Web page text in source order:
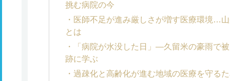
挑む病院の今
医師不足が進み厳しさが増す医療環境…
とは
「病院が水没した日」―久留米の豪雨で
跡に学ぶ
過疎化と高齢化が進む地域の医療を守る